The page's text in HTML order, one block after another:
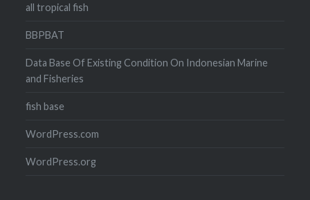
all tropical fish
BBPBAT
Data Base Of Existing Condition On Indonesian Marine
and Fisheries
fish base
WordPress.com
WordPress.org